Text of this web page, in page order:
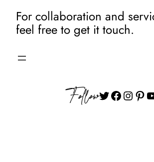
For collaboration and
feel free to get it touch.
FollowTwitter Facebook Instagram Pinterest YouTube